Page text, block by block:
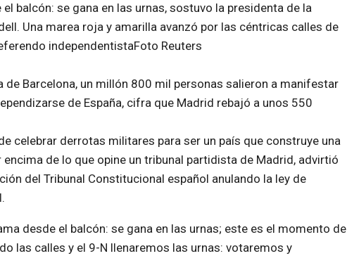
balcón: se gana en las urnas, sostuvo la presidenta de la
Una marea roja y amarilla avanzó por las céntricas calles de
independentistaFoto Reuters
de Barcelona, un millón 800 mil personas salieron a manifestar
de España, cifra que Madrid rebajó a unos 550
celebrar derrotas militares para ser un país que construye una
de lo que opine un tribunal partidista de Madrid, advirtió
del Tribunal Constitucional español anulando la ley de
desde el balcón: se gana en las urnas; este es el momento de
las calles y el 9-N llenaremos las urnas: votaremos y